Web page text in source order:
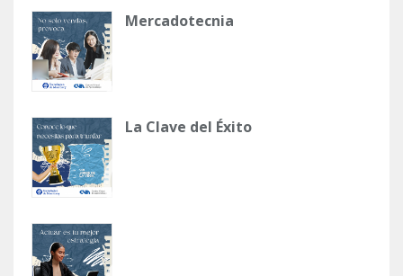
Mercadotecnia
La Clave del Éxito